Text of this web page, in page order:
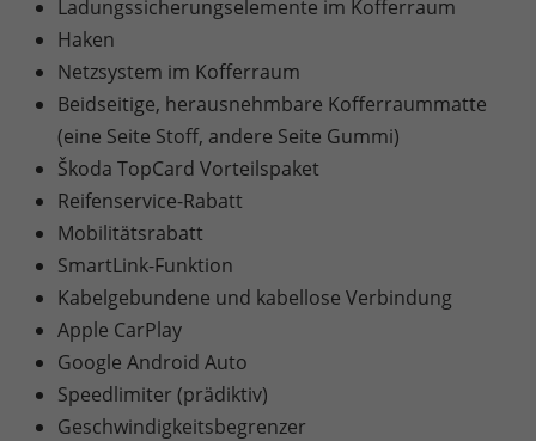
Ladungssicherungselemente im Kofferraum
Haken
Netzsystem im Kofferraum
Beidseitige, herausnehmbare Kofferraummatte
(eine Seite Stoff, andere Seite Gummi)
Škoda TopCard Vorteilspaket
Reifenservice-Rabatt
Mobilitätsrabatt
SmartLink-Funktion
Kabelgebundene und kabellose Verbindung
Apple CarPlay
Google Android Auto
Speedlimiter (prädiktiv)
Geschwindigkeitsbegrenzer